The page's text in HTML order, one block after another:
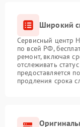
Широкий
Сервисный центр
по всей РФ,
ремонт, включая
отслеживать
предоставляется
продления срока